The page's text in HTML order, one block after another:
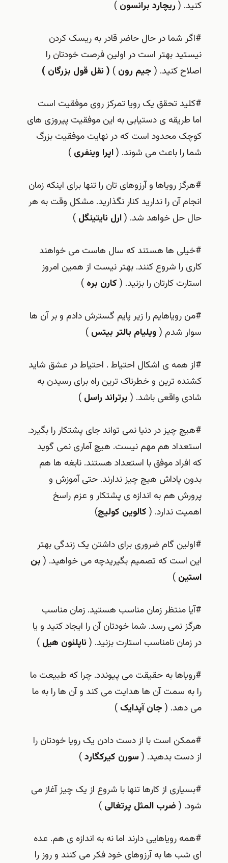
کنید. (ریچارد برانسون )
#اگر شما در حال حاضر قادر به ریسک کردن
نیستید بهتر است در اولین فرصت خودتان را
اصلاح کنید. ( جیم رون ) ( نقل قول بزرگان )
#کلید تحقق یک رویا تمرکز روی موفقیت است
اما طریقه ی دستیابی به این موفقیت پیروزی های
کوچک محدود است که در نهایت موفقیت بزرگ
شما را باعث می شوند. (اپرا وینفری )
#هرگز رویاها و آرزوهای تان را تنها برای اینکه زمان
انجام آن را ندارید کنار نگذارید. مشکل وقت به هر
حال حل خواهد شد. (ارل نایتینگل )
#خیلی ها هستند که سال هاست می خواهند
کاری را شروع کنند. بهتر نیست از همین امروز
استارت کارتان را بزنید. ( کارن بره )
#من رویاهایم را زیر پایم گسترش دادم و بر آن ها
سوار شدم ( ویلیام بالتر بیتس )
#از همه ی اشکال احتیاط . احتیاط در عشق شاید
کشنده ترین و خطرناک ترین راه برای رسیدن به
شادی واقعی باشد. ( برتراند راسل )
#هیچ چیز در دنیا نمی تواند جای پشتکار را بگیرد.
استعداد هم مهم نیست. هیچ آماری نمی گوید
که افراد موفق با استعداد هستند. نابغه ها هم
بدون پاداش هیچ چیز ندارند. حتی آموزش و
پرورش هم به اندازه ی پشتکار و عزم راسخ
اهمیت ندارد. ( کالوین کولیج)
#اولین گام ضروری برای داشتن یک زندگی بهتر
این است که تصمیم بگیریدچه می خواهید. ( بن
استین )
#آیا منتظر زمان مناسب هستید. زمان مناسب
هرگز نمی رسد. شما خودتان آن را ایجاد کنید و یا
در زمان نامناسب استارت بزنید. (ناپلئون هیل )
#رویاها به حقیقت می پیوندد. چرا که طبیعت ما
را به سمت آن ها هدایت می کند و آن ها را به ما
می دهد. ( جان آپدایک )
#ممکن است با از دست دادن یک رویا خودتان را
از دست بدهید. (سورن کیرکگارد)
#بسیاری از کارها تنها با شروع از یک چیز آغاز می
شود. (ضرب المثل پرتغالی )
#همه رویاهایی دارند اما نه به اندازه ی هم. عده
ای شب ها به آرزوهای خود فکر می کنند و روز را